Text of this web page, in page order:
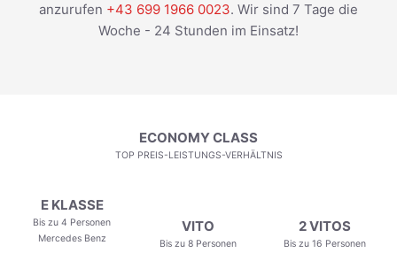
anzurufen +43 699 1966 0023. Wir sind 7 Tage die
Woche - 24 Stunden im Einsatz!
ECONOMY CLASS
TOP PREIS-LEISTUNGS-VERHÄLTNIS
E KLASSE
Bis zu 4 Personen
Mercedes Benz
VITO
Bis zu 8 Personen
2 VITOS
Bis zu 16 Personen